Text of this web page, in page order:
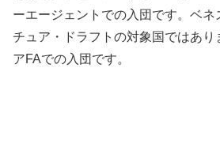
ーエージェントでの入団です。ベ
チュア・ドラフトの対象国ではあり
アFAでの入団です。